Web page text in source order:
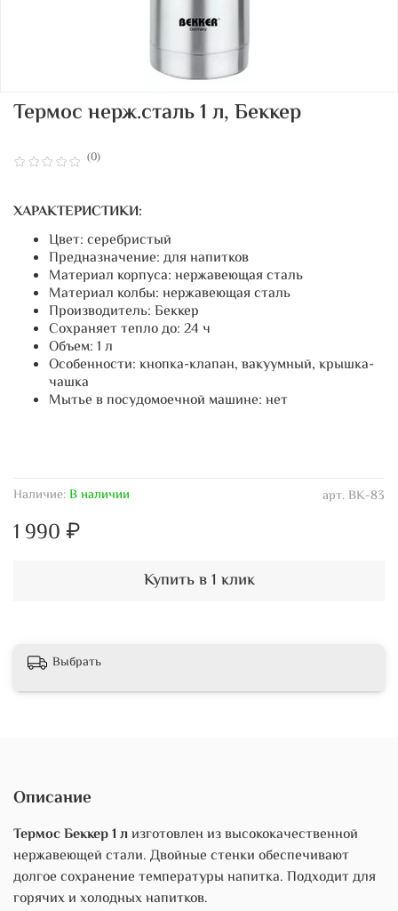
(0)
арт.ВК-83
Наличие:В наличии
Термос нерж.сталь 1 л, Беккер
1 990 ₽
Купить в 1 клик
ХАРАКТЕРИСТИКИ:
Цвет: серебристый
Предназначение: для напитков
Материал корпуса: нержавеющая сталь
Материал колбы: нержавеющая сталь
Производитель: Беккер
Сохраняет тепло до: 24 ч
Объем: 1 л
Особенности: кнопка-клапан, вакуумный, крышка-
чашка
Мытье в посудомоечной машине: нет
Выбрать
Описание
Термос Беккер 1 л изготовлен из высококачественной
нержавеющей стали. Двойные стенки обеспечивают
долгое сохранение температуры напитка. Подходит для
горячих и холодных напитков.